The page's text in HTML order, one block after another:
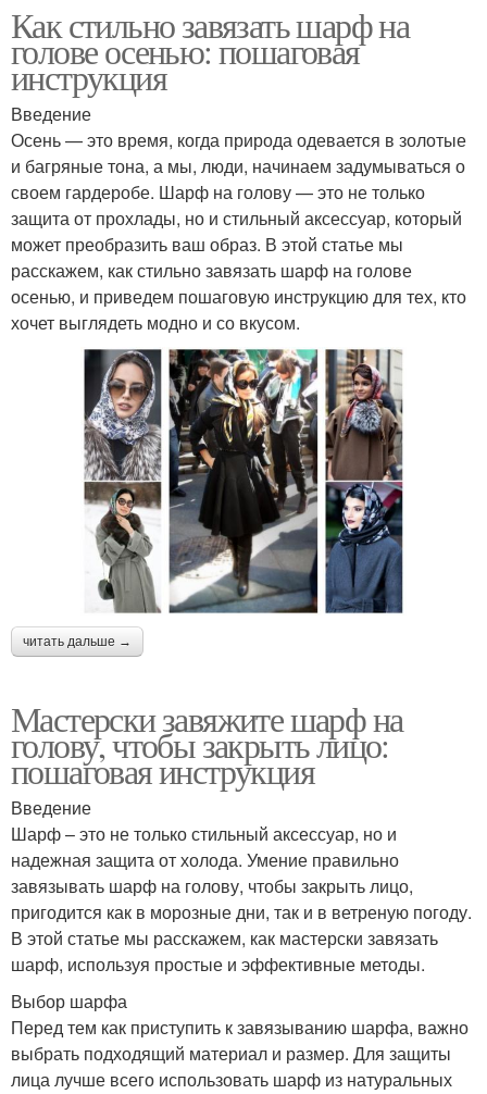
Как стильно завязать шарф на
голове осенью: пошаговая
инструкция
Введение
Осень — это время, когда природа одевается в золотые
и багряные тона, а мы, люди, начинаем задумываться о
своем гардеробе. Шарф на голову — это не только
защита от прохлады, но и стильный аксессуар, который
может преобразить ваш образ. В этой статье мы
расскажем, как стильно завязать шарф на голове
осенью, и приведем пошаговую инструкцию для тех, кто
хочет выглядеть модно и со вкусом.
читать дальше →
Мастерски завяжите шарф на
голову, чтобы закрыть лицо:
пошаговая инструкция
Введение
Шарф – это не только стильный аксессуар, но и
надежная защита от холода. Умение правильно
завязывать шарф на голову, чтобы закрыть лицо,
пригодится как в морозные дни, так и в ветреную погоду.
В этой статье мы расскажем, как мастерски завязать
шарф, используя простые и эффективные методы.
Выбор шарфа
Перед тем как приступить к завязыванию шарфа, важно
выбрать подходящий материал и размер. Для защиты
лица лучше всего использовать шарф из натуральных